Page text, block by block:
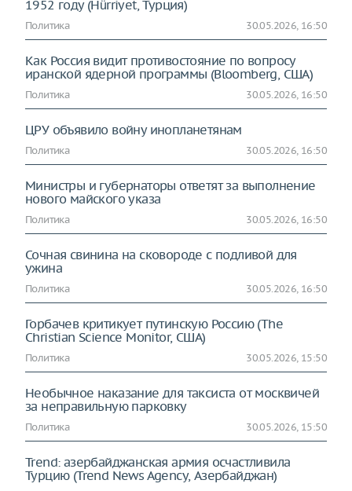
1952 году (Hürriyet, Турция)
Политика 30.05.2026, 16:50
Как Россия видит противостояние по вопросу
иранской ядерной программы (Bloomberg, США)
Политика 30.05.2026, 16:50
ЦРУ объявило войну инопланетянам
Политика 30.05.2026, 16:50
Министры и губернаторы ответят за выполнение
нового майского указа
Политика 30.05.2026, 16:50
Сочная свинина на сковороде с подливой для
ужина
Политика 30.05.2026, 16:50
Горбачев критикует путинскую Россию (The
Christian Science Monitor, США)
Политика 30.05.2026, 15:50
Необычное наказание для таксиста от москвичей
за неправильную парковку
Политика 30.05.2026, 15:50
Trend: азербайджанская армия осчастливила
Турцию (Trend News Agency, Азербайджан)